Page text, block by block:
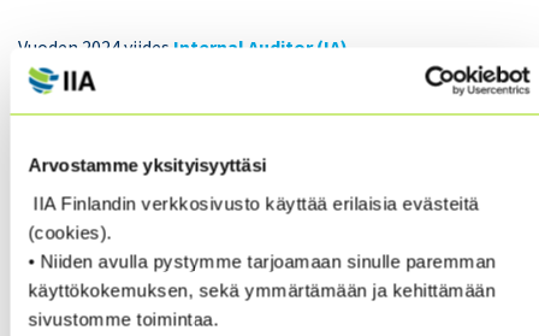
Arvostamme yksityisyyttäsi
IIA Finlandin verkkosivusto käyttää erilaisia evästeitä
(cookies).
• Niiden avulla pystymme tarjoamaan sinulle paremman
käyttökokemuksen, sekä ymmärtämään ja kehittämään
sivustomme toimintaa.
Vuoden 2024 viides Internal Auditor (IA)
Magazine
monipuolista osaamista – tekoälystä teknologiaan.
Lokakuun numerossa lisäksi mm.:
Risk in Focus 2025 –Cybersecurity remains
the top risk, but AI and climate change are